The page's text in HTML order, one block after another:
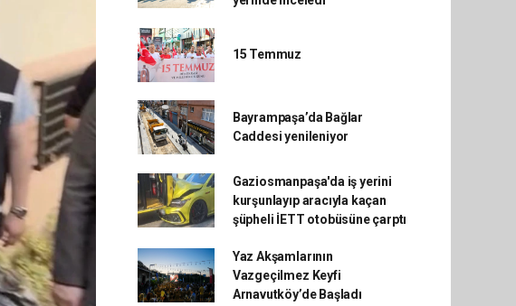
15 Temmuz
Bayrampaşa’da Bağlar
Caddesi yenileniyor
Gaziosmanpaşa'da iş yerini
kurşunlayıp aracıyla kaçan
şüpheli İETT otobüsüne çarptı
Yaz Akşamlarının
Vazgeçilmez Keyfi
Arnavutköy’de Başladı